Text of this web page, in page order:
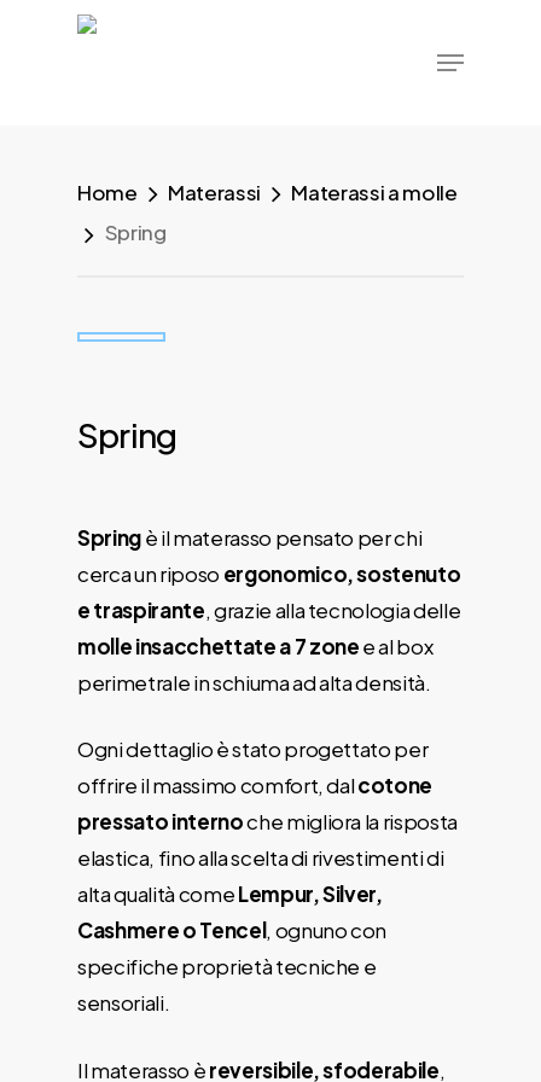
Menu
Home Materassi
Materassi a molle
Spring
Spring
Springè il materasso pensato per chi
cerca un riposo ergonomico, sostenuto
e traspirante, grazie alla tecnologia delle
molle insacchettate a 7 zonee al box
perimetrale in schiuma ad alta densità.
Ogni dettaglio è stato progettato per
offrire il massimo comfort, dalcotone
pressato internoche migliora la risposta
elastica, fino alla scelta di rivestimenti di
alta qualità comeLempur, Silver,
Cashmere o Tencel, ognuno con
specifiche proprietà tecniche e
sensoriali.
Il materasso èreversibile, sfoderabile,